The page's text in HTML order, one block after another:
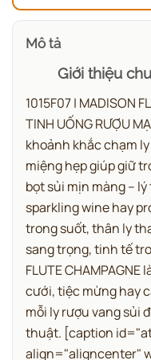
Mô tả
Giới thiệu
1015F07 | MADISON
TINH UỐNG RƯỢU
khoảnh khắc chạm
miệng hẹp giúp giữ
bọt sủi mịn màng –
sparkling wine hay
trong suốt, thân ly
sang trọng, tinh tế
FLUTE
cưới, tiệc mừng hay
mỗi ly rượu vang sủi
thuật. [caption
align="aligncenter"